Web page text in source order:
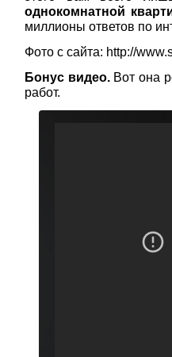
однокомнатной
миллионы ответов по
Фото с сайта: http://
Бонус видео.Вот она
работ.